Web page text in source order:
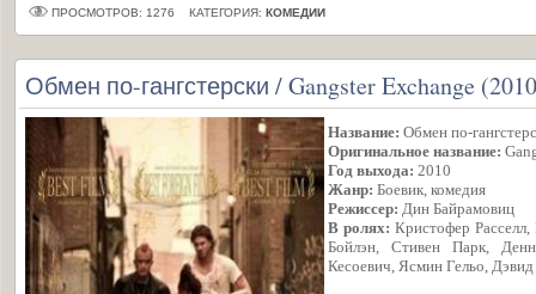
ПРОСМОТРОВ: 1276 КАТЕГОРИЯ: КОМЕДИИ
Обмен по-гангстерски / Gangster Exchange
Название: Обмен по-
Оригинальное название:
Год выхода: 2010
Жанр: Боевик, комедия
Режиссер: Дин Байрамовиц
В ролях: Кристофер
Бойлэн, Стивен Парк,
Кесоевич, Ясмин Гельо,